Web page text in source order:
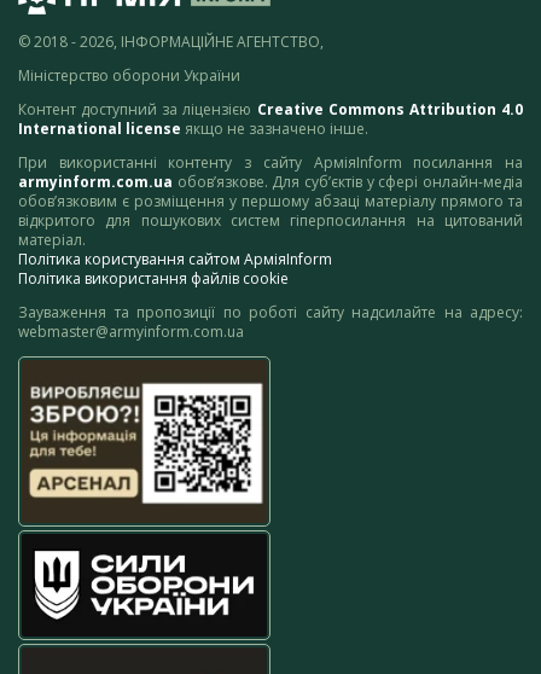
© 2018 - 2026, ІНФОРМАЦІЙНЕ АГЕНТСТВО,
Міністерство оборони України
Контент доступний за ліцензією Creative Commons Attribution 4.0
International license якщо не зазначено інше.
При використанні контенту з сайту АрміяInform посилання на
armyinform.com.ua обов’язкове. Для суб’єктів у сфері онлайн-медіа
обов’язковим є розміщення у першому абзаці матеріалу прямого та
відкритого для пошукових систем гіперпосилання на цитований
матеріал.
Політика користування сайтом АрміяInform
Політика використання файлів cookie
Зауваження та пропозиції по роботі сайту надсилайте на адресу:
webmaster@armyinform.com.ua